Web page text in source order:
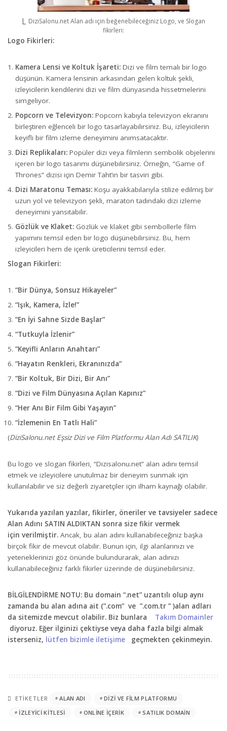
DiziSalonu.net Alan adı için beğenebileceğiniz Logo, ve Slogan
fikirleri:
Logo Fikirleri:
Kamera Lensi ve Koltuk İşareti: Dizi ve film temalı bir logo
düşünün. Kamera lensinin arkasından gelen koltuk şekli,
izleyicilerin kendilerini dizi ve film dünyasında hissetmelerini
simgeliyor.
Popcorn ve Televizyon: Popcorn kabıyla televizyon ekranını
birleştiren eğlenceli bir logo tasarlayabilirsiniz. Bu, izleyicilerin
keyifli bir film izleme deneyimini anımsatacaktır.
Dizi Replikaları: Popüler dizi veya filmlerin sembolik objelerini
içeren bir logo tasarımı düşünebilirsiniz. Örneğin, “Game of
Thrones” dizisi için Demir Taht’ın bir tasviri gibi.
Dizi Maratonu Teması: Koşu ayakkabılarıyla stilize edilmiş bir
uzun yol ve televizyon şekli, maraton tadındaki dizi izleme
deneyimini yansıtabilir.
Gözlük ve Klaket: Gözlük ve klaket gibi sembollerle film
yapımını temsil eden bir logo düşünebilirsiniz. Bu, hem
izleyicileri hem de içerik üreticilerini temsil eder.
Slogan Fikirleri:
“Bir Dünya, Sonsuz Hikayeler”
“Işık, Kamera, İzle!”
“En İyi Sahne Sizde Başlar”
“Tutkuyla İzlenir”
“Keyifli Anların Anahtarı”
“Hayatın Renkleri, Ekranınızda”
“Bir Koltuk, Bir Dizi, Bir Anı”
“Dizi ve Film Dünyasına Açılan Kapınız”
“Her Anı Bir Film Gibi Yaşayın”
“İzlemenin En Tatlı Hali”
(DiziSalonu.net Eşsiz Dizi ve Film Platformu Alan Adı SATILIK)
Bu logo ve slogan fikirleri, “Dizisalonu.net” alan adını temsil
etmek ve izleyicilere unutulmaz bir deneyim sunmak için
kullanılabilir ve siz değerli ziyaretçiler için ilham kaynağı olabilir.
Yukarıda yazılan yazılar, fikirler, öneriler ve tavsiyeler sadece
Alan Adını SATIN ALDIKTAN sonra size fikir vermek
için verilmiştir. Ancak, bu alan adını kullanabileceğiniz başka
birçok fikir de mevcut olabilir. Bunun için, ilgi alanlarınızı ve
yeteneklerinizi göz önünde bulundurarak, alan adınızı
kullanabileceğiniz farklı fikirler üzerinde de düşünebilirsiniz.
BİLGİLENDİRME NOTU: Bu domain “.net” uzantılı olup aynı
zamanda bu alan adına ait (”.com” ve ”.com.tr ” )alan adları
da sitemizde mevcut olabilir. Biz bunlara
Takım Domainler
diyoruz. Eğer ilginizi çektiyse veya daha fazla bilgi almak
isterseniz, lütfen bizimle iletişime geçmekten çekinmeyin.
ETIKETLER ALAN ADI
DIZI VE FILM PLATFORMU
İZLEYICI KITLESI
ONLINE İÇERIK SATILIK DOMAIN